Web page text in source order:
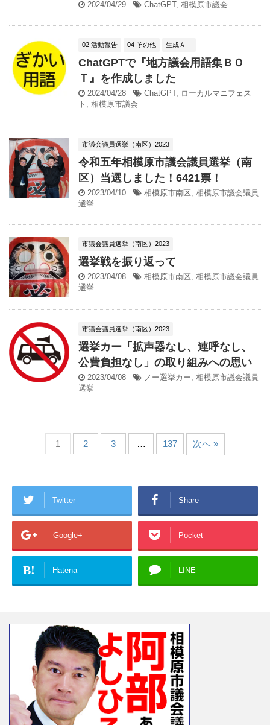
2024/04/29 ChatGPT, 相模原市議会
02 活動報告 04 その他 生成ＡＩ
ChatGPTで『地方議会用語集ＢＯ
Ｔ』を作成しました
2024/04/28 ChatGPT, ローカルマニフェス
ト , 相模原市議会
市議会議員選挙（南区）2023
令和五年相模原市議会議員選挙（南
区）当選しました！6421票！
2023/04/10 相模原市南区, 相模原市議会議員
選挙
市議会議員選挙（南区）2023
選挙戦を振り返って
2023/04/08 相模原市南区, 相模原市議会議員
選挙
市議会議員選挙（南区）2023
選挙カー「拡声器なし、連呼なし、
公費負担なし」の取り組みへの思い
2023/04/08 ノー選挙カー, 相模原市議会議員
選挙
1 2 3 … 137 次へ »
Twitter Share
Google+ Pocket
B! Hatena LINE